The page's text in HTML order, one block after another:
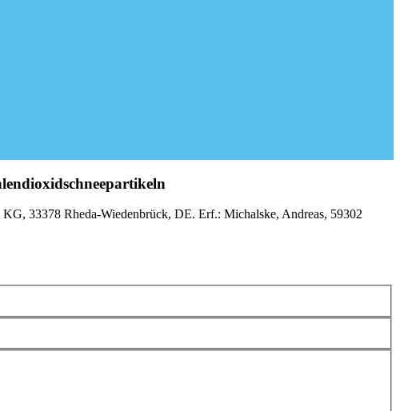
33378 Rheda-Wiedenbrück, DE. Erf.: Michalske, Andreas, 59302